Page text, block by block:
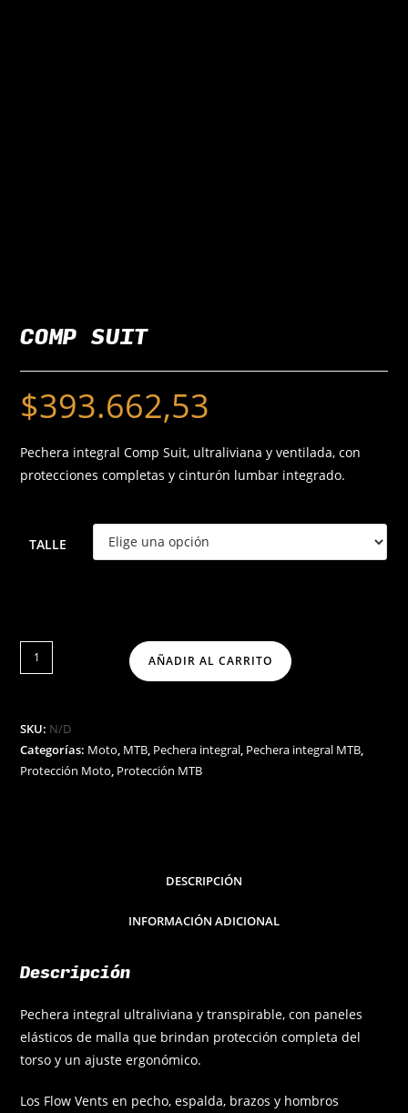
COMP SUIT
$393.662,53
Pechera integral Comp Suit, ultraliviana y ventilada, con
protecciones completas y cinturón lumbar integrado.
TALLE
AÑADIR AL CARRITO
SKU: N/D
Categorías: Moto, MTB, Pechera integral, Pechera integral MTB,
Protección Moto, Protección MTB
DESCRIPCIÓN
INFORMACIÓN ADICIONAL
Descripción
Pechera integral ultraliviana y transpirable, con paneles
elásticos de malla que brindan protección completa del
torso y un ajuste ergonómico.
Los Flow Vents en pecho, espalda, brazos y hombros